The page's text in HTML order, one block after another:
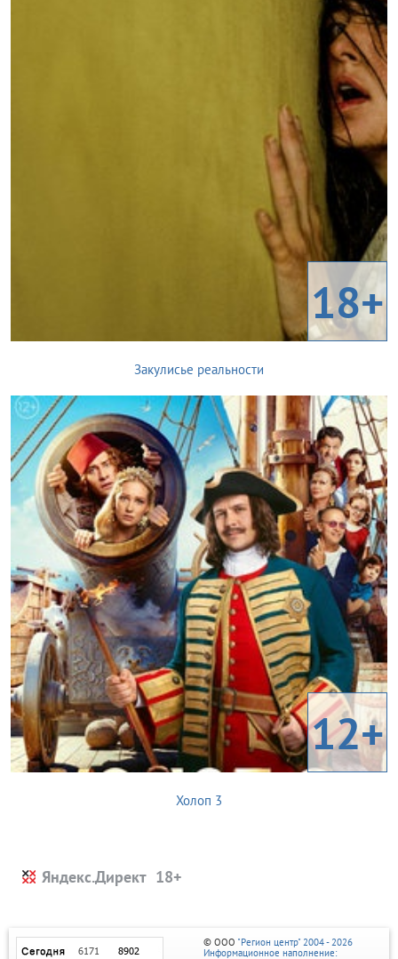
18+
Закулисье реальности
12+
Холоп 3
Яндекс.Директ
© ООО "Регион центр" 2004 - 2026
Информационное наполнение: